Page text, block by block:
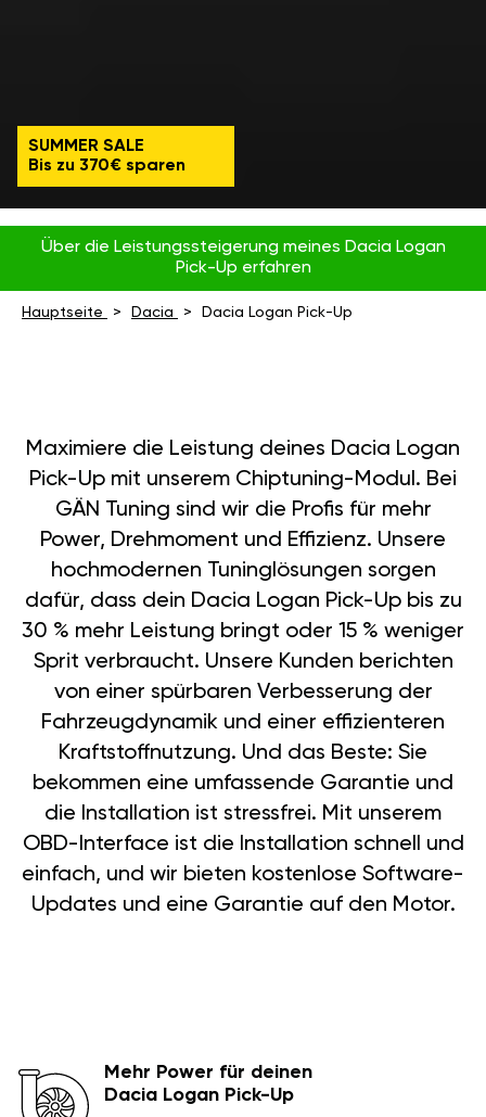
SUMMER SALE
Bis zu 370€ sparen
Über die Leistungssteigerung meines Dacia Logan
Pick-Up erfahren
Hauptseite Dacia Dacia Logan Pick-Up
Maximiere die Leistung deines Dacia Logan
Pick-Up mit unserem Chiptuning-Modul. Bei
GÄN Tuning sind wir die Profis für mehr
Power, Drehmoment und Effizienz. Unsere
hochmodernen Tuninglösungen sorgen
dafür, dass dein Dacia Logan Pick-Up bis zu
30 % mehr Leistung bringt oder 15 % weniger
Sprit verbraucht. Unsere Kunden berichten
von einer spürbaren Verbesserung der
Fahrzeugdynamik und einer effizienteren
Kraftstoffnutzung. Und das Beste: Sie
bekommen eine umfassende Garantie und
die Installation ist stressfrei. Mit unserem
OBD-Interface ist die Installation schnell und
einfach, und wir bieten kostenlose Software-
Updates und eine Garantie auf den Motor.
Mehr Power für deinen
Dacia Logan Pick-Up